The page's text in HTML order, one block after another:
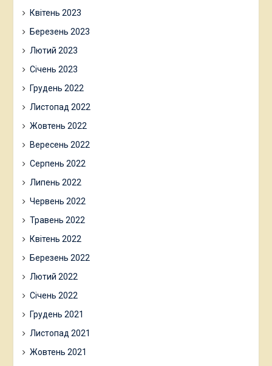
Квітень 2023
Березень 2023
Лютий 2023
Січень 2023
Грудень 2022
Листопад 2022
Жовтень 2022
Вересень 2022
Серпень 2022
Липень 2022
Червень 2022
Травень 2022
Квітень 2022
Березень 2022
Лютий 2022
Січень 2022
Грудень 2021
Листопад 2021
Жовтень 2021